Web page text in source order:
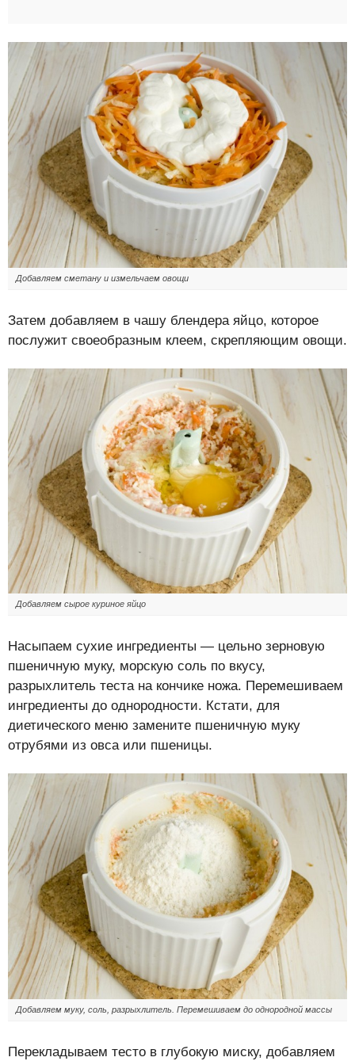
Добавляем сметану и измельчаем овощи
Затем добавляем в чашу блендера яйцо, которое
послужит своеобразным клеем, скрепляющим овощи.
Добавляем сырое куриное яйцо
Насыпаем сухие ингредиенты — цельно зерновую
пшеничную муку, морскую соль по вкусу,
разрыхлитель теста на кончике ножа. Перемешиваем
ингредиенты до однородности. Кстати, для
диетического меню замените пшеничную муку
отрубями из овса или пшеницы.
Добавляем муку, соль, разрыхлитель. Перемешиваем до однородной массы
Перекладываем тесто в глубокую миску, добавляем